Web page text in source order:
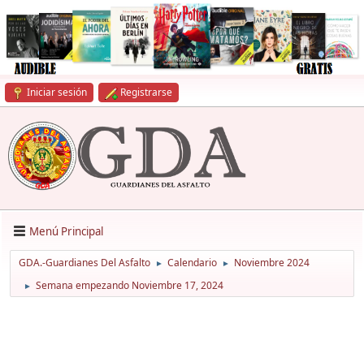
Iniciar sesión Registrarse
Menú Principal
GDA.-Guardianes Del Asfalto ► Calendario ► Noviembre 2024
► Semana empezando Noviembre 17, 2024